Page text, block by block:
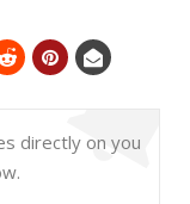
directly on you